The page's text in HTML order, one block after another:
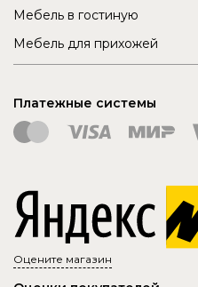
Мебель в гостиную
Мебель для прихожей
Платежные системы
Оцените магазин